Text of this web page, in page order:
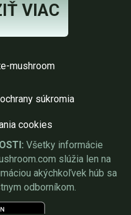
VIAC
mushroom
súkromia
cookies
Všetky informácie
slúžia len na
akýchkoľvek húb sa
odborníkom.